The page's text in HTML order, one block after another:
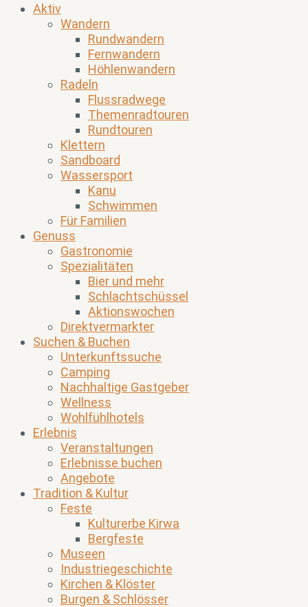
Aktiv
Wandern
Rundwandern
Fernwandern
Höhlenwandern
Radeln
Flussradwege
Themenradtouren
Rundtouren
Klettern
Sandboard
Wassersport
Kanu
Schwimmen
Für Familien
Genuss
Gastronomie
Spezialitäten
Bier und mehr
Schlachtschüssel
Aktionswochen
Direktvermarkter
Suchen & Buchen
Unterkunftssuche
Camping
Nachhaltige Gastgeber
Wellness
Wohlfühlhotels
Erlebnis
Veranstaltungen
Erlebnisse buchen
Angebote
Tradition & Kultur
Feste
Kulturerbe Kirwa
Bergfeste
Museen
Industriegeschichte
Kirchen & Klöster
Burgen & Schlösser